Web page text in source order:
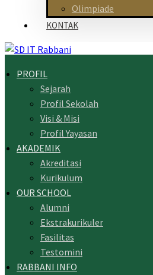
Olimpiade
KONTAK
PROFIL
Sejarah
Profil Sekolah
Visi & Misi
Profil Yayasan
AKADEMIK
Akreditasi
Kurikulum
OUR SCHOOL
Alumni
Ekstrakurikuler
Fasilitas
Testomini
RABBANI INFO